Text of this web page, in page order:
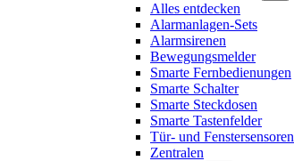
Alles entdecken
Alarmanlagen-Sets
Alarmsirenen
Bewegungsmelder
Smarte Fernbedienungen
Smarte Schalter
Smarte Steckdosen
Smarte Tastenfelder
Tür- und Fenstersensoren
Zentralen